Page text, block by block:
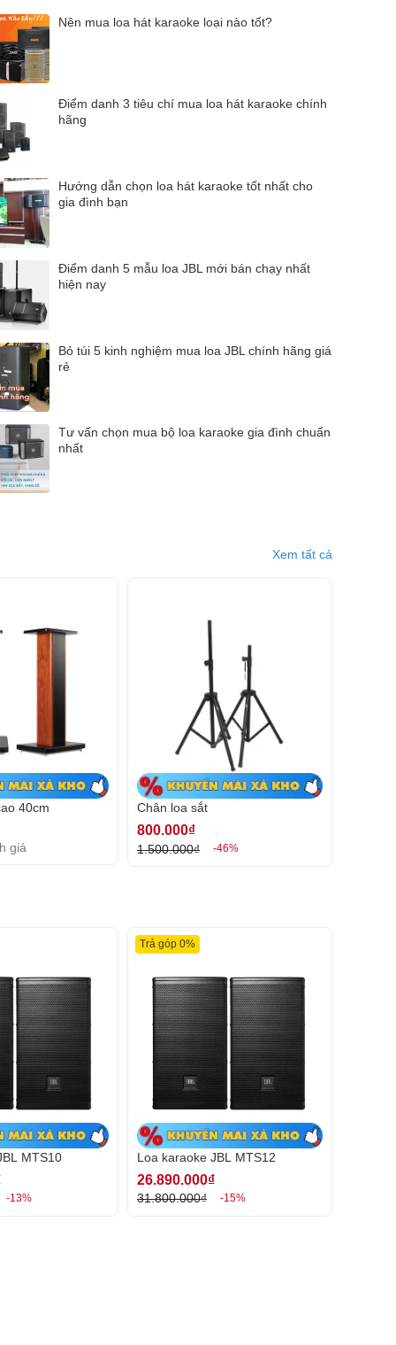
Nên mua loa hát karaoke loại nào tốt?
Điểm danh 3 tiêu chí mua loa hát karaoke chính
hãng
Hướng dẫn chọn loa hát karaoke tốt nhất cho
gia đình bạn
Điểm danh 5 mẫu loa JBL mới bán chạy nhất
hiện nay
Bỏ túi 5 kinh nghiệm mua loa JBL chính hãng giá
rẻ
Tư vấn chọn mua bộ loa karaoke gia đình chuẩn
nhất
Xem tất cả
40cm
giá
Chân loa sắt
800.000₫
1.500.000₫ -46%
MTS10
-13%
Loa karaoke JBL MTS12
Trả góp 0%
26.890.000₫
31.800.000₫ -15%